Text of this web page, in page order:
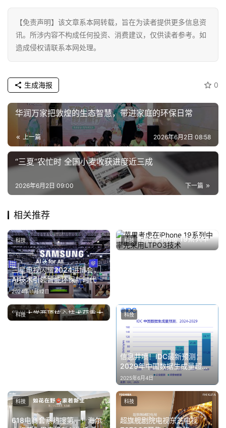
科
财
教
题
汽
能
登录 注册
【免责声明】该文章系本网转载，旨在为读者提供更多信息资
讯。所涉内容不构成任何投资、消费建议，仅供读者参考。如
造成侵权请联系本网处理。
0
生成海报
华润万家把敦煌的生态智慧，带进家庭的环保日常
上一篇 2026年6月2日 08:58
“三夏”农忙时 全国小麦收获进度近三成
下一篇
2026年6月2日 09:00
相关推荐
三星电视闪耀2024进博会，
AI技术引领智能环保新时代
2024年11月12日
科技
苹果考虑在iPhone 19系列中
率先采用LTPO3技术
2025年6月19日
科技
常州大学两项核心技术获重大
突破 助力产业高质量发展
2026年4月20日
科技
信息井喷！IDC最新预测：
2029年中国数据生成量超
136ZB
2025年6月4日
科技
618电商套系热搜第一！海尔
科技
超旗舰剧院电视东芝电视
科技